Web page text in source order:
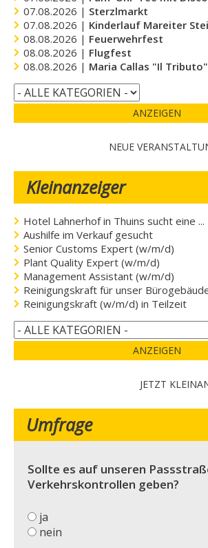
07.08.2026 | Sterzlmarkt
07.08.2026 | Kinderlauf Mareiter
08.08.2026 | Feuerwehrfest
08.08.2026 | Flugfest
08.08.2026 | Maria Callas "Il Tributo"
ANZEIGEN
NEUE
Kleinanzeiger
Hotel Lahnerhof in Thuins sucht eine ...
Aushilfe im Verkauf gesucht
Senior Customs Expert (w/m/d)
Plant Quality Expert (w/m/d)
Management Assistant (w/m/d)
Reinigungskraft für unser
Reinigungskraft (w/m/d) in Teilzeit
ANZEIGEN
JETZT
Umfrage
Sollte es auf unseren
Verkehrskontrollen geben?
ja
nein